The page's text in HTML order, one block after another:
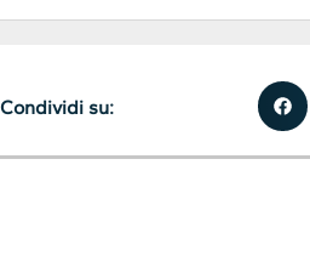
Condividi su: